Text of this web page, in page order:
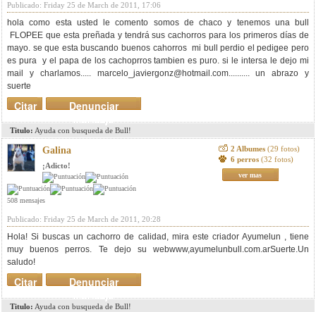
Publicado: Friday 25 de March de 2011, 17:06
hola como esta usted le comento somos de chaco y tenemos una bull
FLOPEE que esta preñada y tendrá sus cachorros para los primeros días de
mayo. se que esta buscando buenos cahorros mi bull perdio el pedigee pero
es pura y el papa de los cachoprros tambien es puro. si le intersa le dejo mi
mail y charlamos..... marcelo_javiergonz@hotmail.com.......... un abrazo y
suerte
Denunciar
mensaje
Citar
Titulo: Ayuda con busqueda de Bull!
Galina
¡Adicto!
508 mensajes
2 Albumes (29 fotos)
6 perros (32 fotos)
ver mas
Publicado: Friday 25 de March de 2011, 20:28
Hola! Si buscas un cachorro de calidad, mira este criador Ayumelun , tiene
muy buenos perros. Te dejo su webwww,ayumelunbull.com.arSuerte.Un
saludo!
Denunciar
mensaje
Citar
Titulo: Ayuda con busqueda de Bull!